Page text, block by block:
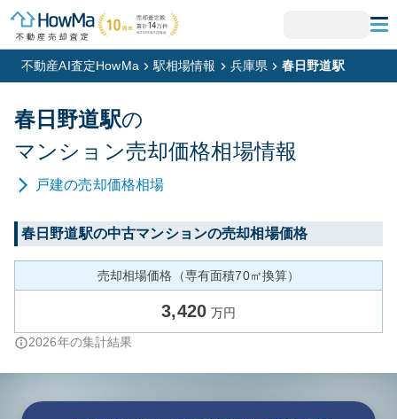
不動産AI査定HowMa 駅相場情報 兵庫県 春日野道駅
春日野道駅の
マンション売却価格相場情報
戸建の売却価格相場
春日野道駅の中古マンションの売却相場価格
売却相場価格（専有面積70㎡換算）
3,420 万円
2026年の集計結果